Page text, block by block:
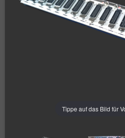
Tippe auf das Bild für